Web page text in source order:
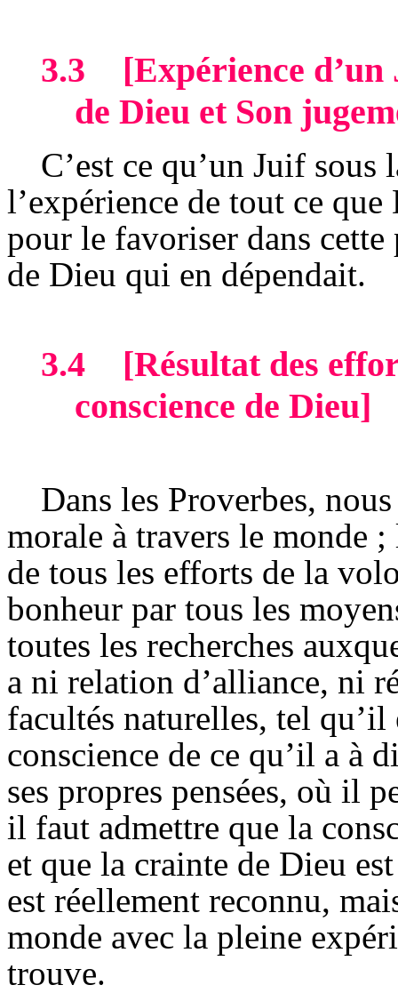
3.3
[Expérience
de Dieu et Son
C’est ce qu’un Juif
l’expérience de tout ce
pour le favoriser dans
de Dieu qui en dépendait.
3.4
[Résultat des
conscience de Dieu]
Dans les Proverbes,
morale à travers le monde ;
de tous les efforts de la
bonheur par tous les
toutes les recherches
a ni relation d’alliance, ni
facultés naturelles, tel qu’il
conscience de ce qu’il a à
ses propres pensées, où il
il faut admettre que la
et que la crainte de Dieu
est réellement reconnu,
monde avec la pleine
trouve.